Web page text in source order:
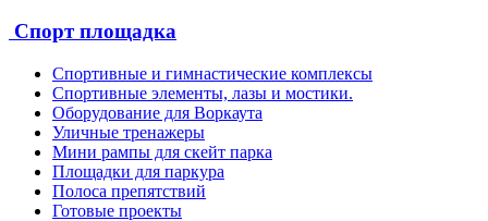
Спорт площадка
Спортивные и гимнастические комплексы
Спортивные элементы, лазы и мостики.
Оборудование для Воркаута
Уличные тренажеры
Мини рампы для скейт парка
Площадки для паркура
Полоса препятствий
Готовые проекты